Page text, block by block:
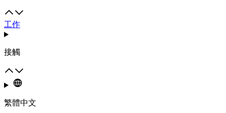
工作
接觸
繁體中文